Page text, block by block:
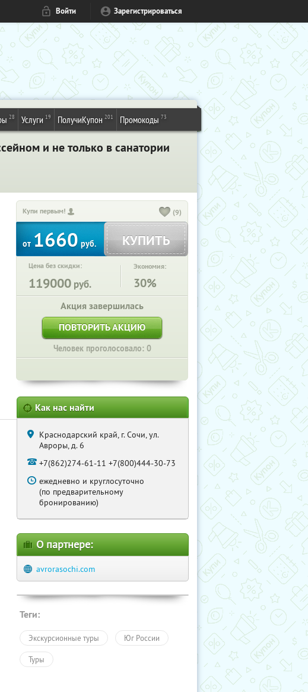
Войти Зарегистрироваться
28 Услуги 19 ПолучиКупон 201 Промокоды 73
и не только в санатории
Купи первым! (9)
от 1660 руб. КУПИТЬ
Цена без скидки:
119000 руб.
Экономия:
30%
Акция завершилась
ПОВТОРИТЬ АКЦИЮ
Человек проголосовало: 0
Как нас найти
Краснодарский край, г. Сочи, ул.
Авроры, д. 6
+7(862)274-61-11 +7(800)444-30-73
ежедневно и круглосуточно
(по предварительному
бронированию)
О партнере:
avrorasochi.com
Теги:
Экскурсионные туры Юг России
Туры